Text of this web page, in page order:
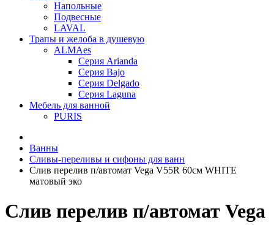
Напольные
Подвесные
LAVAL
Трапы и желоба в душевую
ALMAes
Серия Arianda
Серия Bajo
Серия Delgado
Серия Laguna
Мебель для ванной
PURIS
Ванны
Сливы-переливы и сифоны для ванн
Слив перелив п/автомат Vega V55R 60см WHITE
матовый эко
Слив перелив п/автомат Vega